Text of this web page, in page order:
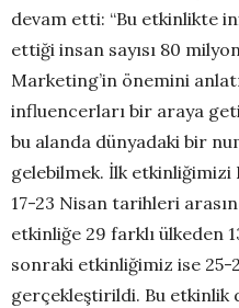
devam etti: “Bu etkinlikte
ettiği insan sayısı 80
Marketing’in önemini
influencerları bir araya
bu alanda dünyadaki bir
gelebilmek. İlk
17-23 Nisan tarihleri
etkinliğe 29 farklı ülkeden
sonraki etkinliğimiz ise 25-
gerçekleştirildi. Bu etkinlik